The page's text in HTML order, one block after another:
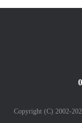
Copyright (C) 2002-